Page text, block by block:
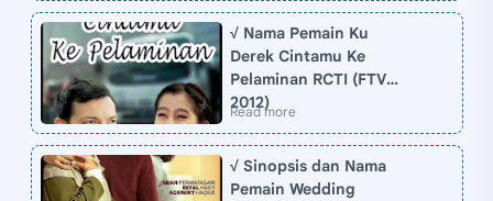
√ Nama Pemain Ku
Derek Cintamu Ke
Pelaminan RCTI (FTV
2012)
√ Sinopsis dan Nama
Pemain Wedding